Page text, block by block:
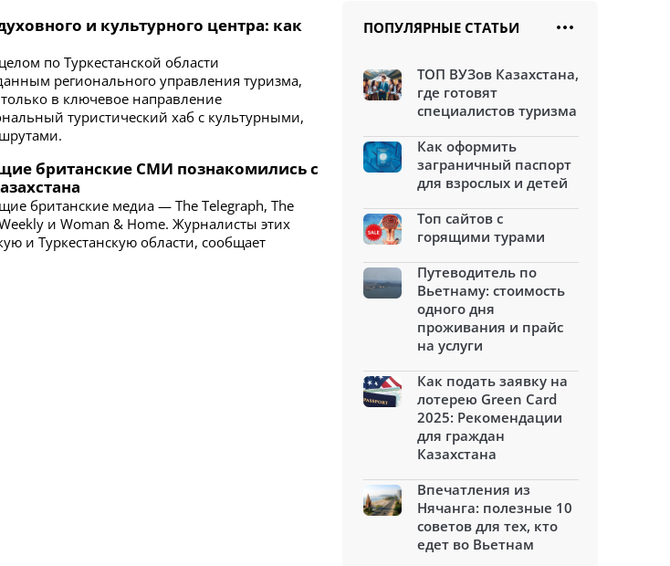
и культурного центра: как
по Туркестанской области
регионального управления туризма,
в ключевое направление
туристический хаб с культурными,
британские СМИ познакомились с
британские медиа — The Telegraph, The
и Woman & Home. Журналисты этих
и Туркестанскую области, сообщает
ПОПУЛЯРНЫЕ СТАТЬИ
ТОП ВУЗов Казахстана,
где готовят
специалистов туризма
Как оформить
заграничный паспорт
для взрослых и детей
Топ сайтов с
горящими турами
Путеводитель по
Вьетнаму: стоимость
одного дня
проживания и прайс
на услуги
Как подать заявку на
лотерею Green Card
2025: Рекомендации
для граждан
Казахстана
Впечатления из
Нячанга: полезные 10
советов для тех, кто
едет во Вьетнам